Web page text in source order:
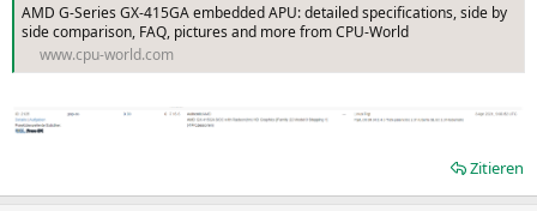
AMD G-Series GX-415GA embedded APU: detailed specifications, side by
side comparison, FAQ, pictures and more from CPU-World
www.cpu-world.com
Zitieren